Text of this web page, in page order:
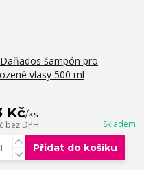
šampón pro
vlasy 500 ml
Kč/ks
bez DPH Skladem
Přidat do košíku